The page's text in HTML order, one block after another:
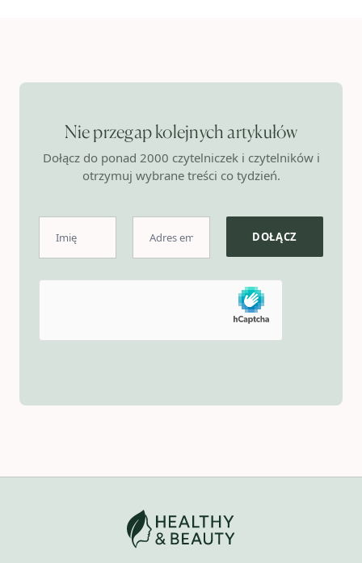
Nie przegap kolejnych artykułów
Dołącz do ponad 2000 czytelniczek i czytelników i
otrzymuj wybrane treści co tydzień.